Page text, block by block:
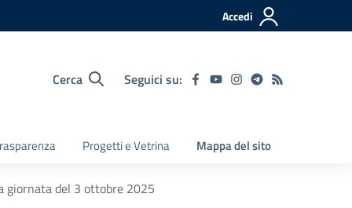
Accedi
Cerca Seguici su:
Progetti e Vetrina Mappa del sito
giornata del 3 ottobre 2025